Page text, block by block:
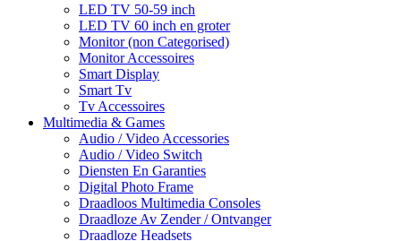
LED TV 50-59 inch
LED TV 60 inch en groter
Monitor (non Categorised)
Monitor Accessoires
Smart Display
Smart Tv
Tv Accessoires
Multimedia & Games
Audio / Video Accessories
Audio / Video Switch
Diensten En Garanties
Digital Photo Frame
Draadloos Multimedia Consoles
Draadloze Av Zender / Ontvanger
Draadloze Headsets